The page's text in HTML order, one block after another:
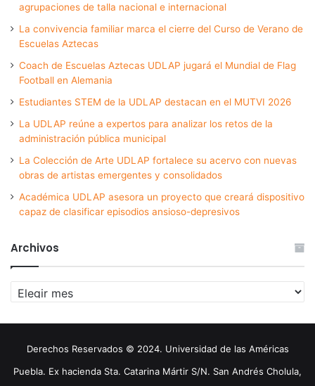
agrupaciones de talla nacional e internacional
La convivencia familiar marca el cierre del Curso de Verano de
Escuelas Aztecas
Coach de Escuelas Aztecas UDLAP jugará el Mundial de Flag
Football en Alemania
Estudiantes STEM de la UDLAP destacan en el MUTVI 2026
La UDLAP reúne a expertos para analizar los retos de la
administración pública municipal
La Colección de Arte UDLAP fortalece su acervo con nuevas
obras de artistas emergentes y consolidados
Académica UDLAP asesora un proyecto que creará dispositivo
capaz de clasificar episodios ansioso-depresivos
Archivos
Archivos
Derechos Reservados © 2024. Universidad de las Américas
Puebla. Ex hacienda Sta. Catarina Mártir S/N. San Andrés Cholula,